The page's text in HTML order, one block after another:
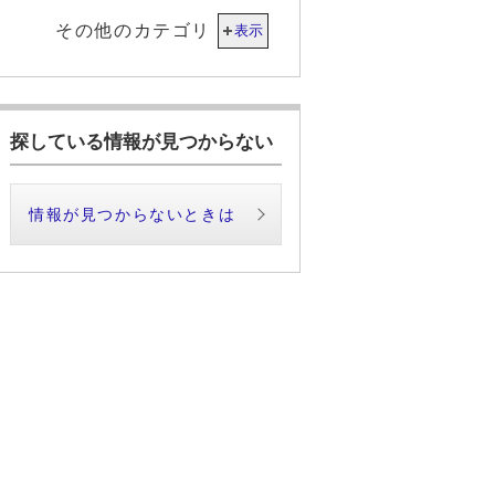
その他のカテゴリ 表示
探している情報が見つからない
情報が見つからないときは